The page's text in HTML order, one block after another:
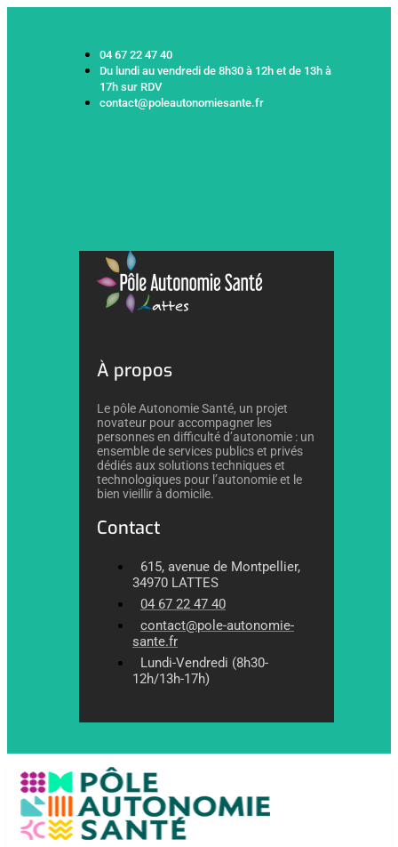
04 67 22 47 40
Du lundi au vendredi de 8h30 à 12h et de 13h à
17h sur RDV
contact@poleautonomiesante.fr
À propos
Le pôle Autonomie Santé, un projet
novateur pour accompagner les
personnes en difficulté d’autonomie : un
ensemble de services publics et privés
dédiés aux solutions techniques et
technologiques pour l’autonomie et le
bien vieillir à domicile.
Contact
615, avenue de Montpellier,
34970 LATTES
04 67 22 47 40
contact@pole-autonomie-
sante.fr
Lundi-Vendredi (8h30-
12h/13h-17h)